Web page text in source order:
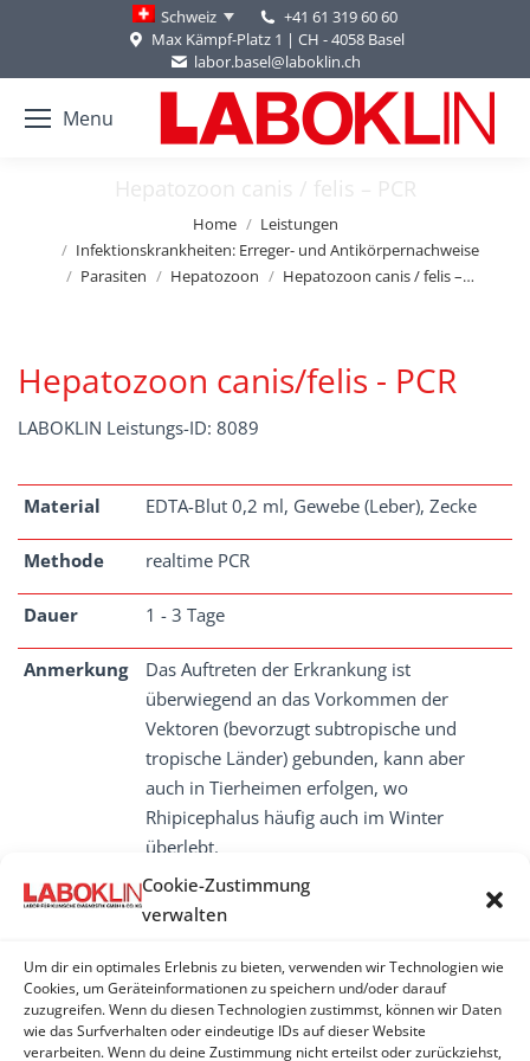
Cookie-Zustimmung
verwalten
Um dir ein optimales Erlebnis zu bieten, verwenden wir Technologien wie
Cookies, um Geräteinformationen zu speichern und/oder darauf
zuzugreifen. Wenn du diesen Technologien zustimmst, können wir Daten
wie das Surfverhalten oder eindeutige IDs auf dieser Website
verarbeiten. Wenn du deine Zustimmung nicht erteilst oder zurückziehst,
Schweiz
+41 61 319 60 60
Max Kämpf-Platz 1 | CH - 4058 Basel
labor.basel@laboklin.ch
Menu
Hepatozoon canis / felis – PCR
Home
Leistungen
Infektionskrankheiten: Erreger- und Antikörpernachweise
Parasiten
Hepatozoon Hepatozoon canis / felis –…
Hepatozoon canis/felis - PCR
LABOKLIN Leistungs-ID: 8089
Material EDTA-Blut 0,2 ml, Gewebe (Leber), Zecke
Methode realtime PCR
Dauer 1 - 3 Tage
Anmerkung
Das Auftreten der Erkrankung ist
überwiegend an das Vorkommen der
Vektoren (bevorzugt subtropische und
tropische Länder) gebunden, kann aber
auch in Tierheimen erfolgen, wo
Rhipicephalus häufig auch im Winter
überlebt.
HEPATOZOON
Hepatozoon - mikroskopisch